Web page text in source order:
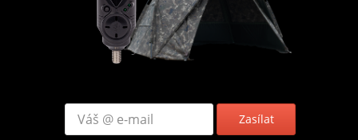
Zasílat